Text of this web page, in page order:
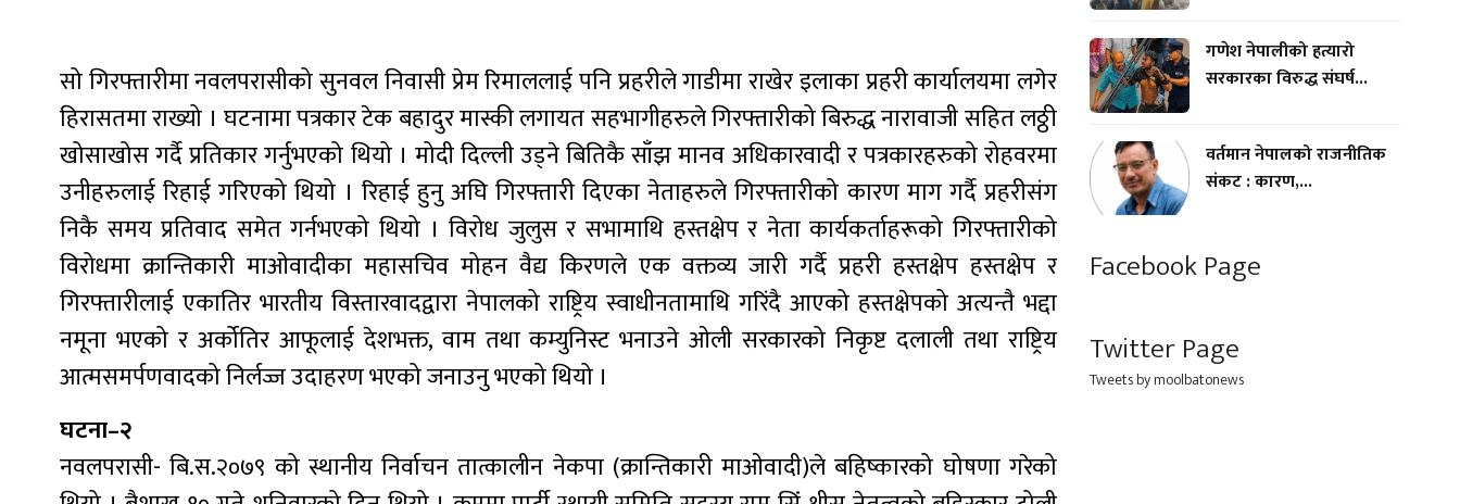
सो गिरफ्तारीमा नवलपरासीको सुनवल निवासी प्रेम रिमाललाई पनि प्रहरीले गाडीमा राखेर इलाका प्रहरी कार्यालयमा लगेर
हिरासतमा राख्यो । घटनामा पत्रकार टेक बहादुर मास्की लगायत सहभागीहरुले गिरफ्तारीको बिरुद्ध नारावाजी सहित लठ्ठी
खोसाखोस गर्दै प्रतिकार गर्नुभएको थियो । मोदी दिल्ली उड्ने बितिकै साँझ मानव अधिकारवादी र पत्रकारहरुको रोहवरमा
उनीहरुलाई रिहाई गरिएको थियो । रिहाई हुनु अघि गिरफ्तारी दिएका नेताहरुले गिरफ्तारीको कारण माग गर्दै प्रहरीसंग
निकै समय प्रतिवाद समेत गर्नभएको थियो । विरोध जुलुस र सभामाथि हस्तक्षेप र नेता कार्यकर्ताहरूको गिरफ्तारीको
विरोधमा क्रान्तिकारी माओवादीका महासचिव मोहन वैद्य किरणले एक वक्तव्य जारी गर्दै प्रहरी हस्तक्षेप हस्तक्षेप र
गिरफ्तारीलाई एकातिर भारतीय विस्तारवादद्वारा नेपालको राष्ट्रिय स्वाधीनतामाथि गरिंदै आएको हस्तक्षेपको अत्यन्तै भद्दा
नमूना भएको र अर्कोतिर आफूलाई देशभक्त, वाम तथा कम्युनिस्ट भनाउने ओली सरकारको निकृष्ट दलाली तथा राष्ट्रिय
आत्मसमर्पणवादको निर्लज्ज उदाहरण भएको जनाउनु भएको थियो ।
घटना–२
नवलपरासी- बि.स.२०७९ को स्थानीय निर्वाचन तात्कालीन नेकपा (क्रान्तिकारी माओवादी)ले बहिष्कारको घोषणा गरेको
गणेश नेपालीको हत्यारो
सरकारका विरुद्ध संघर्ष...
वर्तमान नेपालको राजनीतिक
संकट : कारण,...
Facebook Page
Twitter Page
Tweets by moolbatonews